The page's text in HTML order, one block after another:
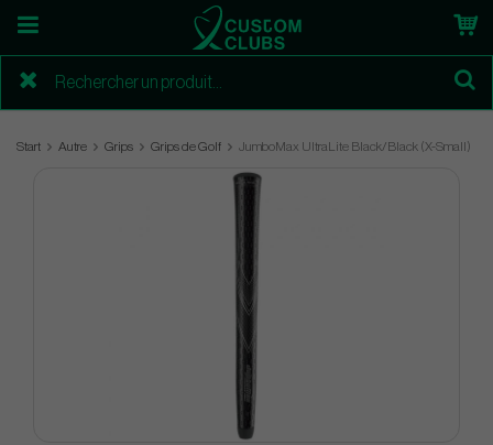
Start Autre Grips Grips de Golf JumboMax UltraLite Black/Black (X-Small)